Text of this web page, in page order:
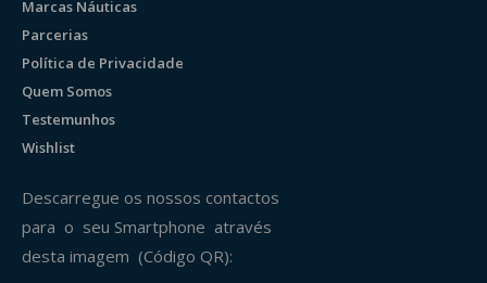
Marcas Náuticas
Parcerias
Política de Privacidade
Quem Somos
Testemunhos
Wishlist
Descarregue os nossos contactos
para o seu Smartphone através
desta imagem (Código QR):